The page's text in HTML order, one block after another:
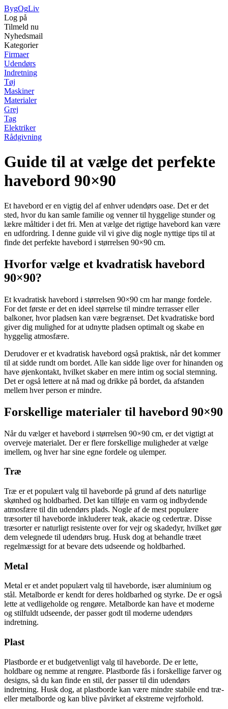
BygOgLiv
Log på
Tilmeld nu
Nyhedsmail
Kategorier
Firmaer
Udendørs
Indretning
Tøj
Maskiner
Materialer
Grej
Tag
Elektriker
Rådgivning
Guide til at vælge det perfekte
havebord 90×90
Et havebord er en vigtig del af enhver udendørs oase. Det er det
sted, hvor du kan samle familie og venner til hyggelige stunder og
lækre måltider i det fri. Men at vælge det rigtige havebord kan være
en udfordring. I denne guide vil vi give dig nogle nyttige tips til at
finde det perfekte havebord i størrelsen 90×90 cm.
Hvorfor vælge et kvadratisk havebord
90×90?
Et kvadratisk havebord i størrelsen 90×90 cm har mange fordele.
For det første er det en ideel størrelse til mindre terrasser eller
balkoner, hvor pladsen kan være begrænset. Det kvadratiske bord
giver dig mulighed for at udnytte pladsen optimalt og skabe en
hyggelig atmosfære.
Derudover er et kvadratisk havebord også praktisk, når det kommer
til at sidde rundt om bordet. Alle kan sidde lige over for hinanden og
have øjenkontakt, hvilket skaber en mere intim og social stemning.
Det er også lettere at nå mad og drikke på bordet, da afstanden
mellem hver person er mindre.
Forskellige materialer til havebord 90×90
Når du vælger et havebord i størrelsen 90×90 cm, er det vigtigt at
overveje materialet. Der er flere forskellige muligheder at vælge
imellem, og hver har sine egne fordele og ulemper.
Træ
Træ er et populært valg til haveborde på grund af dets naturlige
skønhed og holdbarhed. Det kan tilføje en varm og indbydende
atmosfære til din udendørs plads. Nogle af de mest populære
træsorter til haveborde inkluderer teak, akacie og cedertræ. Disse
træsorter er naturligt resistente over for vejr og skadedyr, hvilket gør
dem velegnede til udendørs brug. Husk dog at behandle træet
regelmæssigt for at bevare dets udseende og holdbarhed.
Metal
Metal er et andet populært valg til haveborde, især aluminium og
stål. Metalborde er kendt for deres holdbarhed og styrke. De er også
lette at vedligeholde og rengøre. Metalborde kan have et moderne
og stilfuldt udseende, der passer godt til moderne udendørs
indretning.
Plast
Plastborde er et budgetvenligt valg til haveborde. De er lette,
holdbare og nemme at rengøre. Plastborde fås i forskellige farver og
designs, så du kan finde en stil, der passer til din udendørs
indretning. Husk dog, at plastborde kan være mindre stabile end træ-
eller metalborde og kan blive påvirket af ekstreme vejrforhold.